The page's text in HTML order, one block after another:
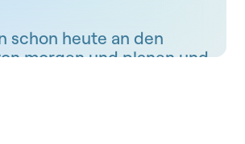
schon heute an den
morgenund planen und